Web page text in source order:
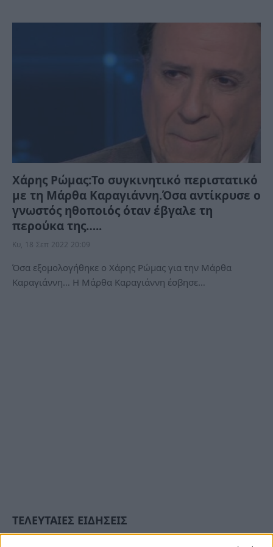
Χάρης Ρώμας:Το συγκινητικό περιστατικό
με τη Μάρθα Καραγιάννη.Όσα αντίκρυσε ο
γνωστός ηθοποιός όταν έβγαλε τη
περούκα της…..
Κυ, 18 Σεπ 2022 20:09
Όσα εξομολογήθηκε ο Χάρης Ρώμας για την Μάρθα
Καραγιάννη… Η Μάρθα Καραγιάννη έσβησε…
ΤΕΛΕΥΤΑΙΕΣ ΕΙΔΗΣΕΙΣ